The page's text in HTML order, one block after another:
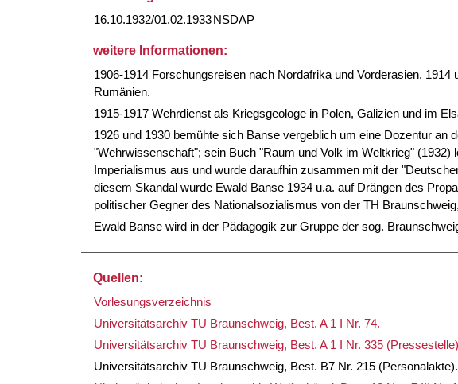
16.10.1932/01.02.1933NSDAP
weitere Informationen:
1906-1914 Forschungsreisen nach Nordafrika und Vorderasien,
Rumänien.
1915-1917 Wehrdienst als Kriegsgeologe in Polen, Galizien und im
1926 und 1930 bemühte sich Banse vergeblich um eine Dozentur an
"Wehrwissenschaft"; sein Buch "Raum und Volk im Weltkrieg" (1932)
Imperialismus aus und wurde daraufhin zusammen mit der
diesem Skandal wurde Ewald Banse 1934 u.a. auf Drängen des
politischer Gegner des Nationalsozialismus von der TH
Ewald Banse wird in der Pädagogik zur Gruppe der sog.
Quellen:
Vorlesungsverzeichnis
Universitätsarchiv TU Braunschweig, Best. A 1 I Nr. 74.
Universitätsarchiv TU Braunschweig, Best. A 1 I Nr. 335
Universitätsarchiv TU Braunschweig, Best. B7 Nr. 215 (Personalakte).